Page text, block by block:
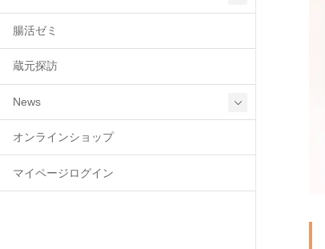
腸活ゼミ
蔵元探訪
News
オンラインショップ
マイページログイン